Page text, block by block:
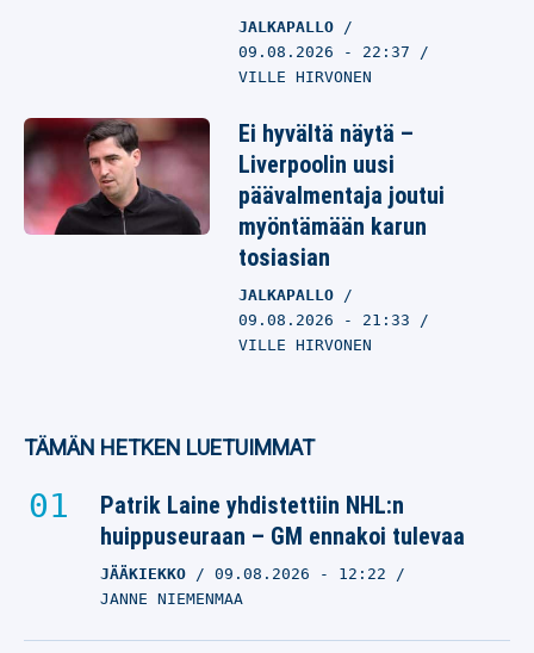
JALKAPALLO
09.08.2026 - 22:37
VILLE HIRVONEN
Ei hyvältä näytä –
Liverpoolin uusi
päävalmentaja joutui
myöntämään karun
tosiasian
JALKAPALLO
09.08.2026 - 21:33
VILLE HIRVONEN
TÄMÄN HETKEN LUETUIMMAT
Patrik Laine yhdistettiin NHL:n
huippuseuraan – GM ennakoi tulevaa
JÄÄKIEKKO 09.08.2026 - 12:22
JANNE NIEMENMAA